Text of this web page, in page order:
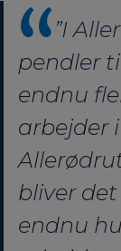
”I
pendler
endnu
arbejder
bliver
endnu